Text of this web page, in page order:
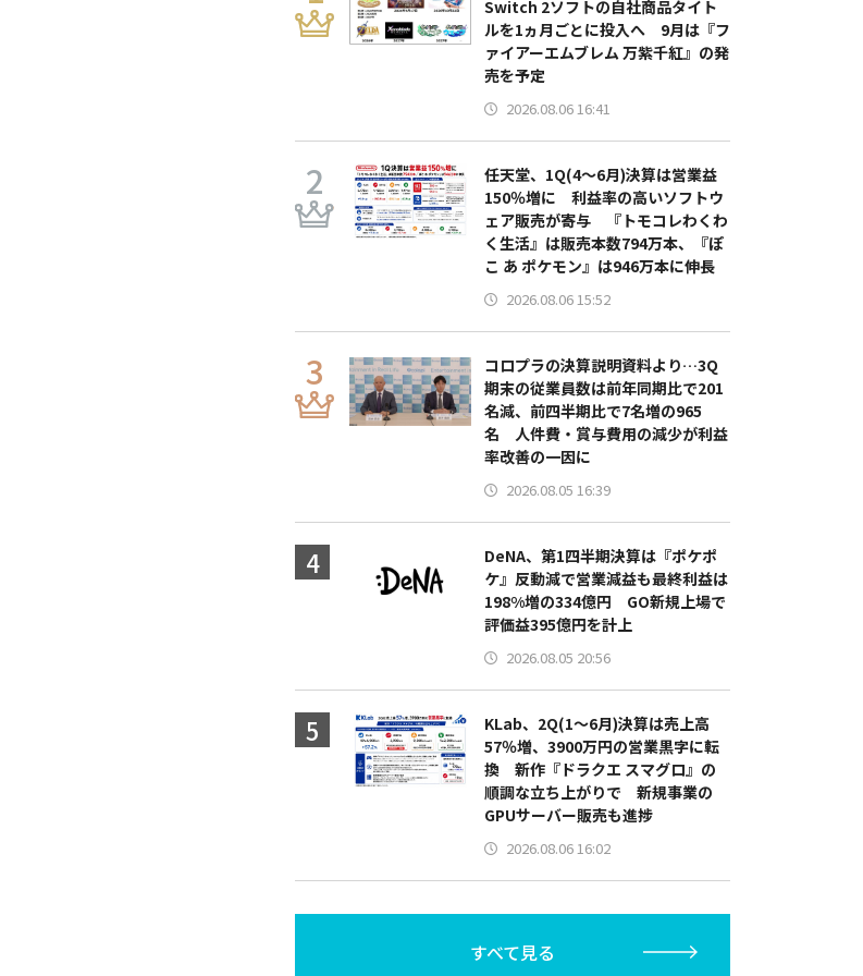
Switch 2ソフトの自社商品タイト
ルを1ヵ月ごとに投入へ 9月は『フ
ァイアーエムブレム 万紫千紅』の発
売を予定
2026.08.06 16:41
任天堂、1Q(4～6月)決算は営業益
150％増に 利益率の高いソフトウ
ェア販売が寄与 『トモコレわくわ
く生活』は販売本数794万本、『ぽ
こ あ ポケモン』は946万本に伸長
2026.08.06 15:52
コロプラの決算説明資料より…3Q
期末の従業員数は前年同期比で201
名減、前四半期比で7名増の965
名 人件費・賞与費用の減少が利益
率改善の一因に
2026.08.05 16:39
DeNA、第1四半期決算は『ポケポ
ケ』反動減で営業減益も最終利益は
198%増の334億円 GO新規上場で
評価益395億円を計上
2026.08.05 20:56
KLab、2Q(1～6月)決算は売上高
57％増、3900万円の営業黒字に転
換 新作『ドラクエ スマグロ』の
順調な立ち上がりで 新規事業の
GPUサーバー販売も進捗
2026.08.06 16:02
すべて見る